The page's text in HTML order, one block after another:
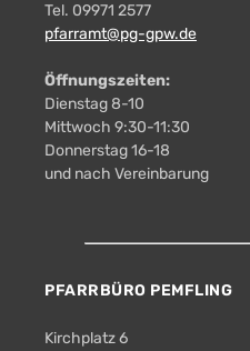
Tel. 09971 2577
pfarramt@pg-gpw.de
Öffnungszeiten:
Dienstag 8-10
Mittwoch 9:30-11:30
Donnerstag 16-18
und nach Vereinbarung
PFARRBÜRO PEMFLING
Kirchplatz 6